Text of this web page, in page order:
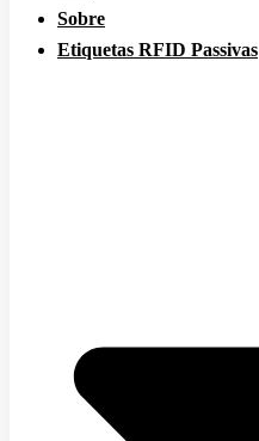
Sobre
Etiquetas RFID Passivas